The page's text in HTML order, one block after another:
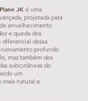
JK é uma
projetada para
envelhecimento
e queda dos
diferencial dessa
profundo
mas também dos
subcutâneas do
um
mais natural e